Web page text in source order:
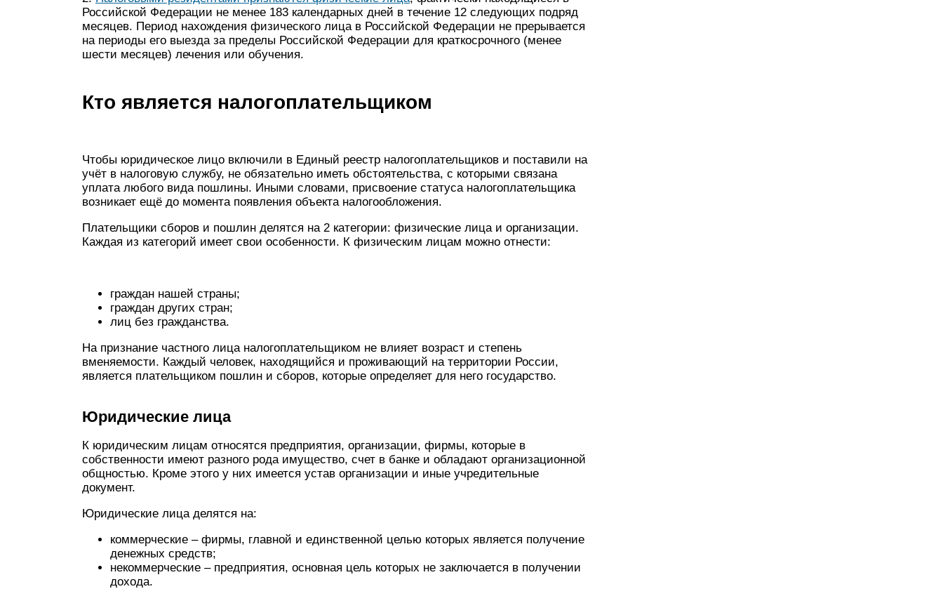
Российской Федерации не менее 183 календарных дней в течение 12 следующих подряд
месяцев. Период нахождения физического лица в Российской Федерации не прерывается
на периоды его выезда за пределы Российской Федерации для краткосрочного (менее
шести месяцев) лечения или обучения.
Кто является налогоплательщиком
Чтобы юридическое лицо включили в Единый реестр налогоплательщиков и поставили на
учёт в налоговую службу, не обязательно иметь обстоятельства, с которыми связана
уплата любого вида пошлины. Иными словами, присвоение статуса налогоплательщика
возникает ещё до момента появления объекта налогообложения.
Плательщики сборов и пошлин делятся на 2 категории: физические лица и организации.
Каждая из категорий имеет свои особенности. К физическим лицам можно отнести:
граждан нашей страны;
граждан других стран;
лиц без гражданства.
На признание частного лица налогоплательщиком не влияет возраст и степень
вменяемости. Каждый человек, находящийся и проживающий на территории России,
является плательщиком пошлин и сборов, которые определяет для него государство.
Юридические лица
К юридическим лицам относятся предприятия, организации, фирмы, которые в
собственности имеют разного рода имущество, счет в банке и обладают организационной
общностью. Кроме этого у них имеется устав организации и иные учредительные
документ.
Юридические лица делятся на:
коммерческие – фирмы, главной и единственной целью которых является получение
денежных средств;
некоммерческие – предприятия, основная цель которых не заключается в получении
дохода.